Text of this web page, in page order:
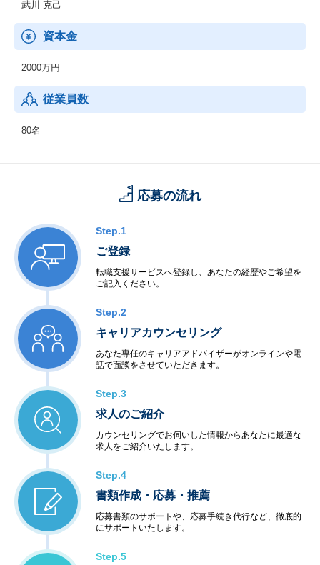
武川 克己
資本金
2000万円
従業員数
80名
応募の流れ
Step.1
ご登録
転職支援サービスへ登録し、あなたの経歴やご希望を
ご記入ください。
Step.2
キャリアカウンセリング
あなた専任のキャリアアドバイザーがオンラインや電
話で面談をさせていただきます。
Step.3
求人のご紹介
カウンセリングでお伺いした情報からあなたに最適な
求人をご紹介いたします。
Step.4
書類作成・応募・推薦
応募書類のサポートや、応募手続き代行など、徹底的
にサポートいたします。
Step.5